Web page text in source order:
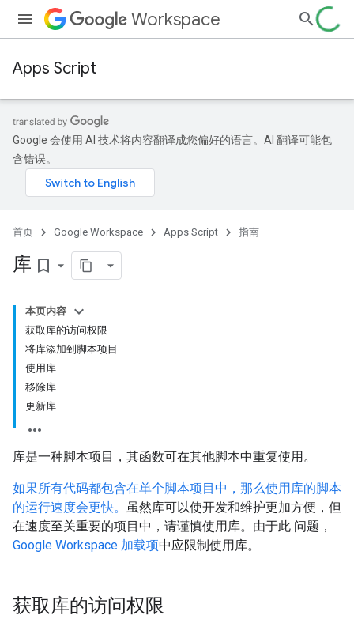
Workspace
Apps Script
Google 会使用 AI 技术将内容翻译成您偏好的语言。AI 翻译可能包
含错误。
首页 Google Workspace Apps Script 指南
库 bookmark_border
本页内容
获取库的访问权限
将库添加到脚本项目
使用库
移除库
更新库
库是一种脚本项目，其函数可在其他脚本中重复使用。
如果所有代码都包含在单个脚本项目中，那么使用库的脚本
的运行速度会更快。 虽然库可以使开发和维护更加方便，但
在速度至关重要的项目中，请谨慎使用库。由于此 问题，
Google Workspace 加载项中应限制使用库。
获取库的访问权限